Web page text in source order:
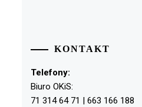
KONTAKT
Telefony:
Biuro OKiS:
71 314 64 71 | 663 166 188